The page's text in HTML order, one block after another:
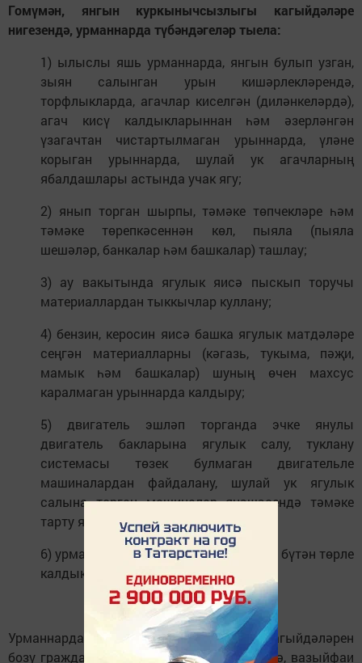
Гомүмән, янгын куркынычсызлыгы кагыйдәләре
нигезендә, урманнарда түбәндәгеләр тыела:
1) ылыслы яшь урманнарда, янгын булып узган,
зыян салынган урын кишәрлекләрендә,
торфлыкларда, агачлар киселгән (диләнкеләрдә),
агач кисү калдыкларыннан һәм әзерләнгән
үзагачтан чистартылмаган урыннарда, үләне
корыган урыннарда, шулай ук агачларның
ябалдашлары астында учак ягу;
2) янып торган шырпы, тәмәке төпчекләре һәм
тәмәке төрепкәсеннән көл, пыяла (пыяла
шешәләр, банкалар һәм башкалар) ташлау;
3) ау вакытында ягулык яисә пыскып торучы
материаллардан тыккычлар куллану;
4) бензин, керосин яисә башка ягулык матдәләре
сеңгән материалларны (кәгазь, тукыма, пәҗи,
мамык һәм башкалар) шуның өчен махсус
каралмаган урыннарда калдыру;
5) двигатель эшләп торганда эчке янулы
двигатель бакларына ягулык салу, туклану
системасы төзек булмаган двигательле
машиналардан файдалану, шулай ук ягулык
салына торган машиналар янәшәсендә тәмәке
тарту яисә ачык уттан файдалану;
6) урманнарны көнкүреш, төзелеш һәм бүтән төрле
калдыклар белән чүпләү.
Урманнарда янгын куркынычсызлыгы кагыйдәләрен
бозу гражданнарга – 3 мең сум күләмендә, вазыйфаи